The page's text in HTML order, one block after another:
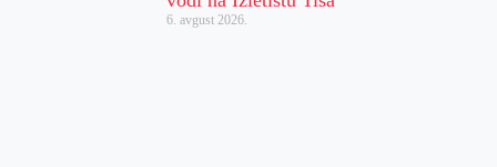
6. avgust 2026.